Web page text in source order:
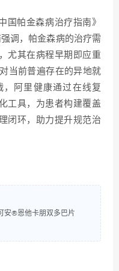
国帕金森病治疗指南》
调，帕金森病的治疗需
尤其在病程早期即应重
当前普遍存在的异地就
，阿里健康通过在线复
工具，为患者构建覆盖
闭环，助力提升规范治
安®恩他卡朋双多巴片